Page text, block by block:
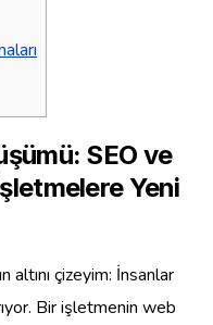
SEO ve
Yeni
altını çizeyim: İnsanlar
Bir işletmenin web